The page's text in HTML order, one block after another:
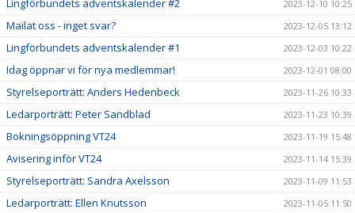
Lingförbundets adventskalender #2 2023-12-10 10:25
Mailat oss - inget svar? 2023-12-05 13:12
Lingförbundets adventskalender #1 2023-12-03 10:22
Idag öppnar vi för nya medlemmar! 2023-12-01 08:00
Styrelseporträtt: Anders Hedenbeck 2023-11-26 10:33
Ledarporträtt: Peter Sandblad 2023-11-23 10:39
Bokningsöppning VT24 2023-11-19 15:48
Avisering inför VT24 2023-11-14 15:39
Styrelseporträtt: Sandra Axelsson 2023-11-09 11:53
Ledarporträtt: Ellen Knutsson 2023-11-05 11:50